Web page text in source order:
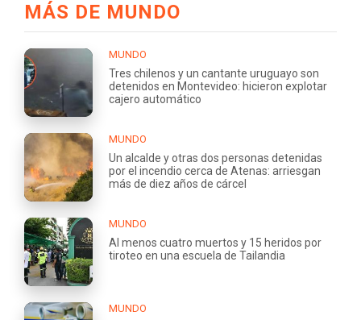
MÁS DE MUNDO
MUNDO
Tres chilenos y un cantante uruguayo son
detenidos en Montevideo: hicieron explotar
cajero automático
MUNDO
Un alcalde y otras dos personas detenidas
por el incendio cerca de Atenas: arriesgan
más de diez años de cárcel
MUNDO
Al menos cuatro muertos y 15 heridos por
tiroteo en una escuela de Tailandia
MUNDO